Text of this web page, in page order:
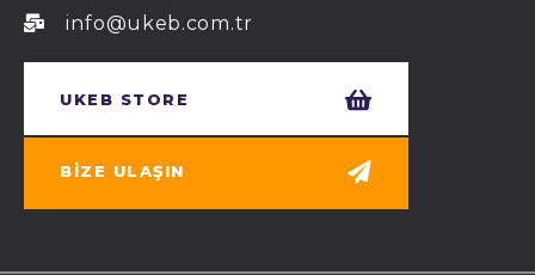
info@ukeb.com.tr
UKEB STORE
BIZE ULAŞIN